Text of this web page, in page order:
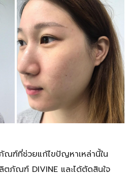
ณฑ์ที่ช่วยแก้ไขปัญหาเหล่านี้ใน
ตภัณฑ์ DIVINE และได้ตัดสินใจ